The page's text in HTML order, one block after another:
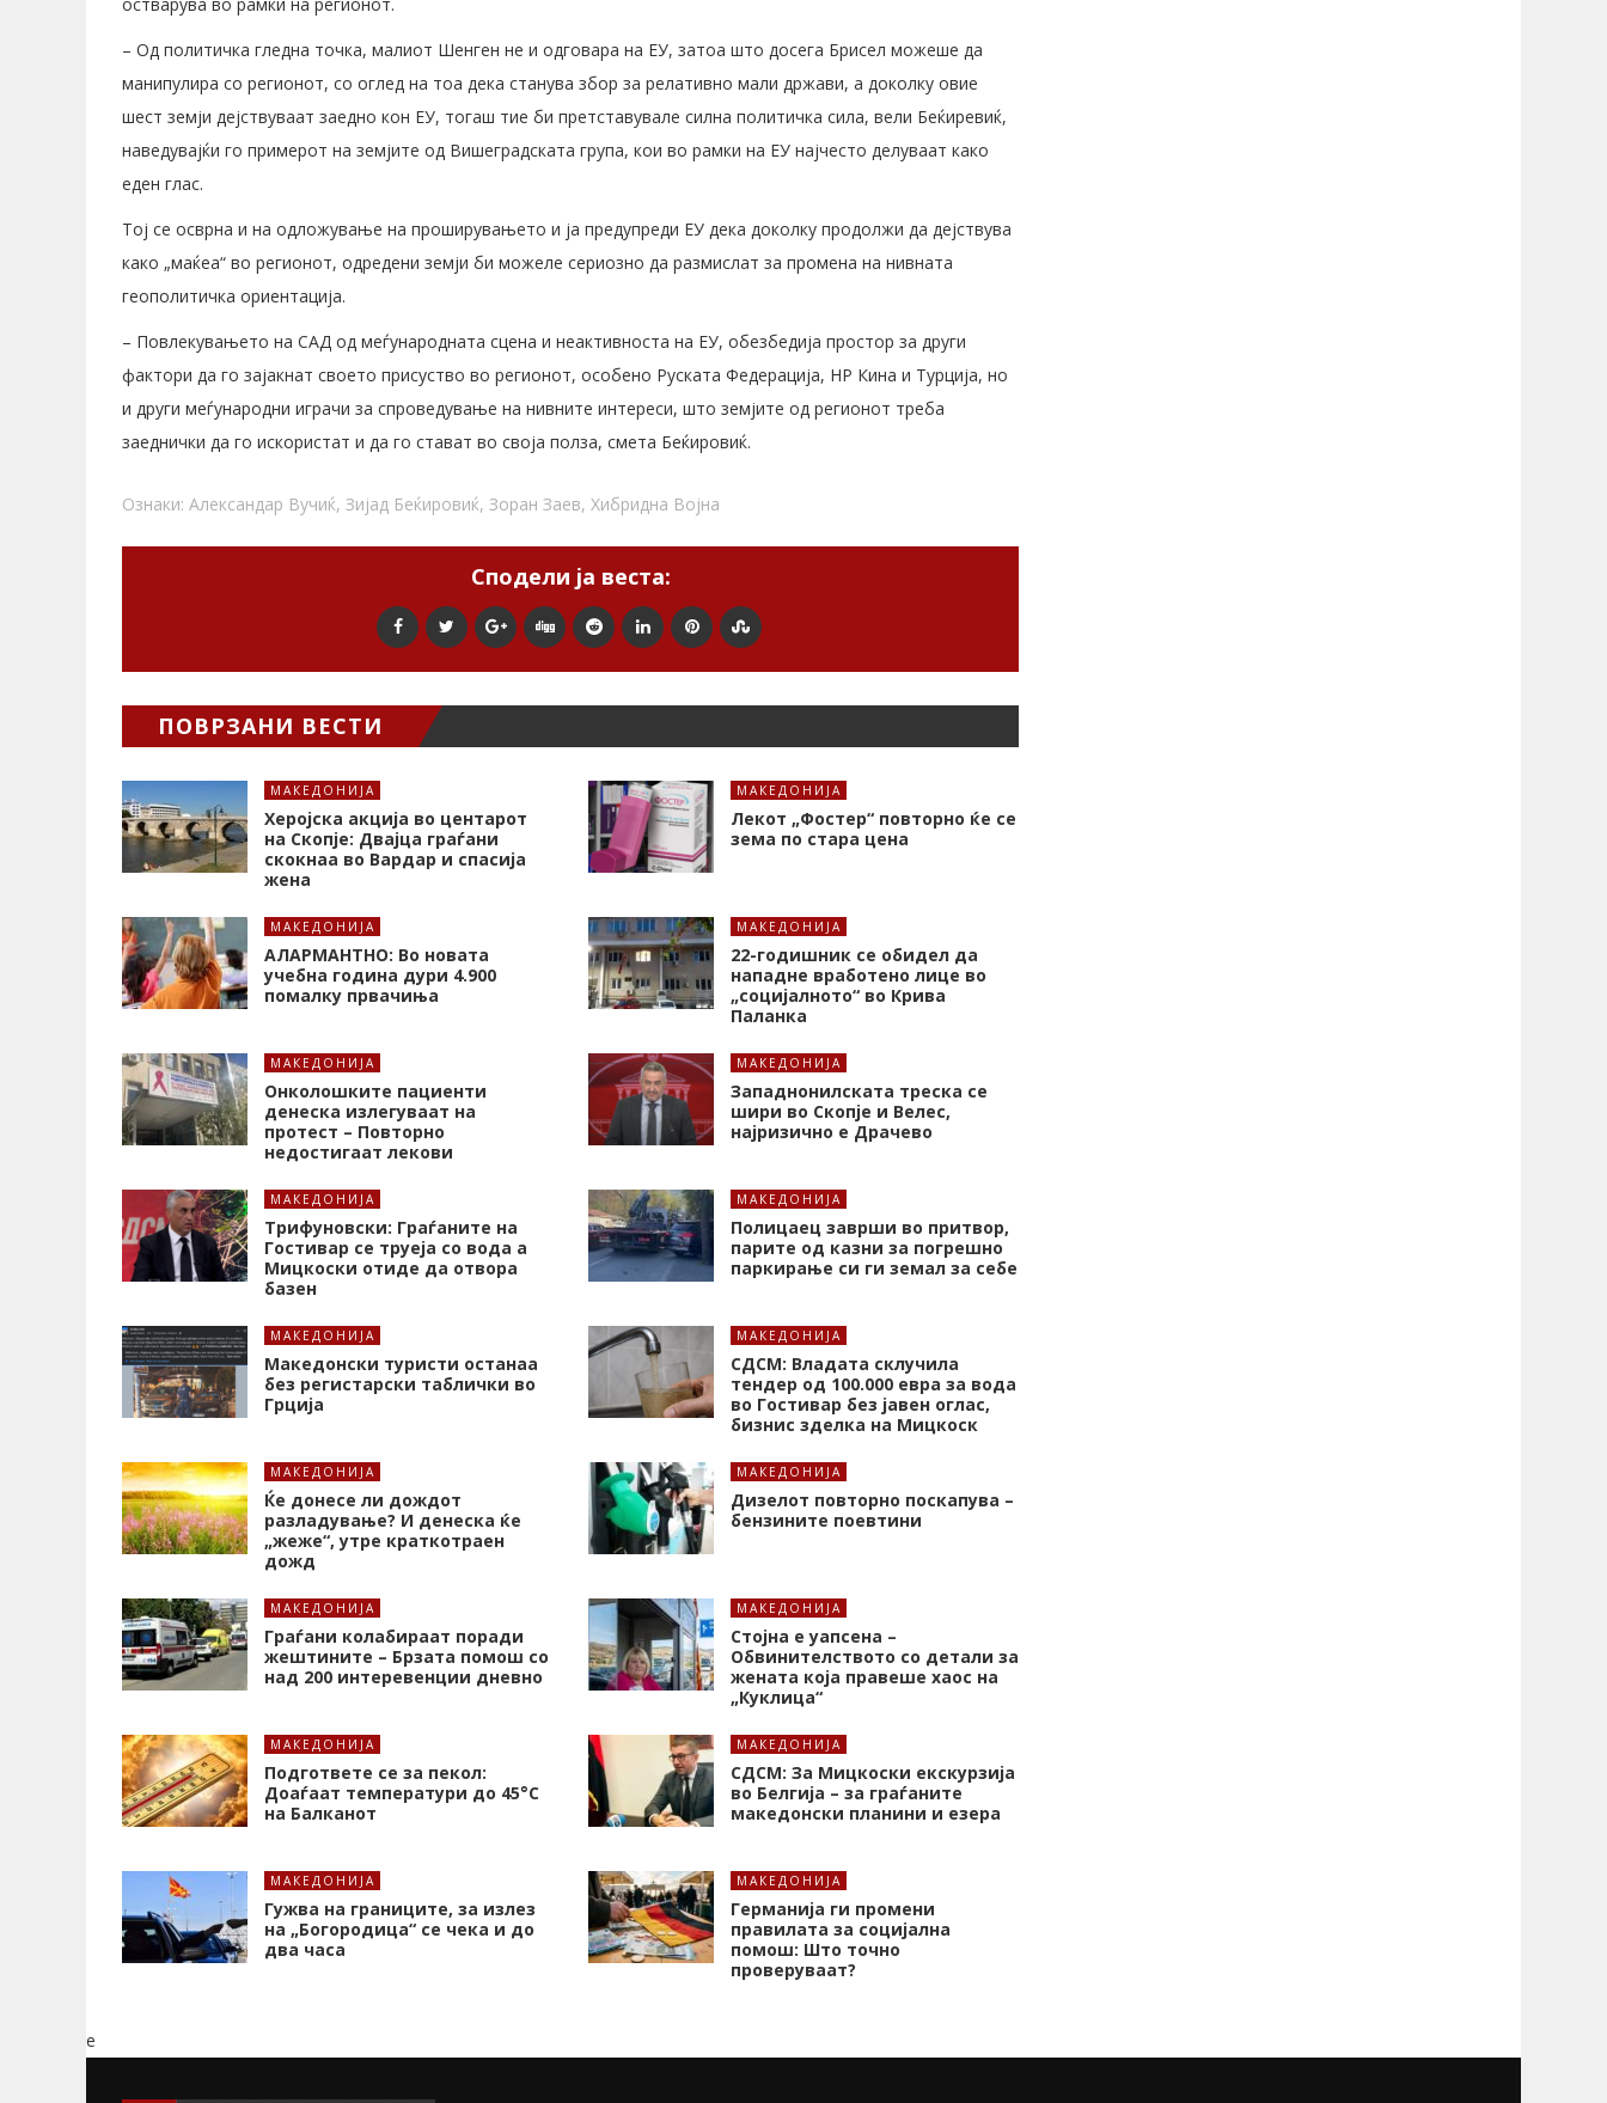
остварува во рамки на регионот.
– Од политичка гледна точка, малиот Шенген не и одговара на ЕУ, затоа што досега Брисел можеше да
манипулира со регионот, со оглед на тоа дека станува збор за релативно мали држави, а доколку овие
шест земји дејствуваат заедно кон ЕУ, тогаш тие би претставувале силна политичка сила, вели Беќиревиќ,
наведувајќи го примерот на земјите од Вишеградската група, кои во рамки на ЕУ најчесто делуваат како
еден глас.
Тој се осврна и на одложување на проширувањето и ја предупреди ЕУ дека доколку продолжи да дејствува
како „маќеа“ во регионот, одредени земји би можеле сериозно да размислат за промена на нивната
геополитичка ориентација.
– Повлекувањето на САД од меѓународната сцена и неактивноста на ЕУ, обезбедија простор за други
фактори да го зајакнат своето присуство во регионот, особено Руската Федерација, НР Кина и Турција, но
и други меѓународни играчи за спроведување на нивните интереси, што земјите од регионот треба
заеднички да го искористат и да го стават во своја полза, смета Беќировиќ.
Ознаки: Александар Вучиќ, Зијад Беќировиќ, Зоран Заев, Хибридна Војна
Сподели ја веста:
ПОВРЗАНИ ВЕСТИ
МАКЕДОНИЈА
Херојска акција во центарот
на Скопје: Двајца граѓани
скокнаа во Вардар и спасија
жена
МАКЕДОНИЈА
Лекот „Фостер“ повторно ќе се
зема по стара цена
МАКЕДОНИЈА
АЛАРМАНТНО: Во новата
учебна година дури 4.900
помалку првачиња
МАКЕДОНИЈА
22-годишник се обидел да
нападне вработено лице во
„социјалното“ во Крива
Паланка
МАКЕДОНИЈА
Онколошките пациенти
денеска излегуваат на
протест – Повторно
недостигаат лекови
МАКЕДОНИЈА
Западнонилската треска се
шири во Скопје и Велес,
најризично е Драчево
МАКЕДОНИЈА
Трифуновски: Граѓаните на
Гостивар се труеја со вода а
Мицкоски отиде да отвора
базен
МАКЕДОНИЈА
Полицаец заврши во притвор,
парите од казни за погрешно
паркирање си ги земал за себе
МАКЕДОНИЈА
Македонски туристи останаа
без регистарски таблички во
Грција
МАКЕДОНИЈА
СДСМ: Владата склучила
тендер од 100.000 евра за вода
во Гостивар без јавен оглас,
бизнис зделка на Мицкоск
МАКЕДОНИЈА
Ќе донесе ли дождот
разладување? И денеска ќе
„жеже“, утре краткотраен
дожд
МАКЕДОНИЈА
Дизелот повторно поскапува –
бензините поевтини
МАКЕДОНИЈА
Граѓани колабираат поради
жештините – Брзата помош со
над 200 интеревенции дневно
МАКЕДОНИЈА
Стојна е уапсена –
Обвинителството со детали за
жената која правеше хаос на
„Куклица“
МАКЕДОНИЈА
Подгответе се за пекол:
Доаѓаат температури до 45°C
на Балканот
МАКЕДОНИЈА
СДСМ: За Мицкоски екскурзија
во Белгија – за граѓаните
македонски планини и езера
МАКЕДОНИЈА
Гужва на границите, за излез
на „Богородица“ се чека и до
два часа
МАКЕДОНИЈА
Германија ги промени
правилата за социјална
помош: Што точно
проверуваат?
e